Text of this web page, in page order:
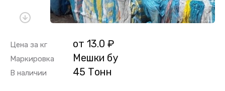
Цена за кг от 13.0 ₽
Маркировка Мешки бу
В наличии 45 Тонн